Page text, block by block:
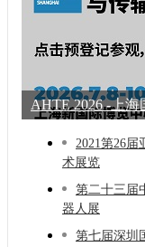
AHTE 2026 -上
2021第26
术展览
第二十三
器人展
第七届深圳